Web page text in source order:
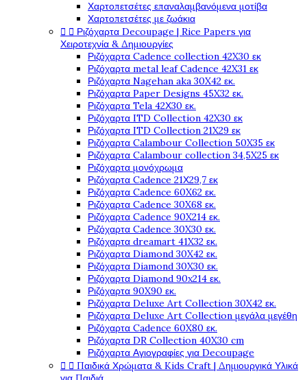
Χαρτοπετσέτες επαναλαμβανόμενα μοτίβα
Χαρτοπετσέτες με ζωάκια
  Ριζόχαρτα Decoupage | Rice Papers για
Χειροτεχνία & Δημιουργίες
Ριζόχαρτα Cadence collection 42X30 εκ
Ριζόχαρτα metal leaf Cadence 42X31 εκ
Ριζόχαρτα Nagehan aka 30X42 εκ.
Ριζόχαρτα Paper Designs 45X32 εκ.
Ριζόχαρτα Tela 42Χ30 εκ.
Ριζόχαρτα ITD Collection 42X30 εκ
Ριζόχαρτα ITD Collection 21X29 εκ
Ριζόχαρτα Calambour Collection 50X35 εκ
Ριζόχαρτα Calambour collection 34,5X25 εκ
Ριζόχαρτα μονόχρωμα
Ριζόχαρτα Cadence 21Χ29,7 εκ
Ριζόχαρτα Cadence 60X62 εκ.
Ριζόχαρτα Cadence 30X68 εκ.
Ριζόχαρτα Cadence 90X214 εκ.
Ριζόχαρτα Cadence 30X30 εκ.
Ριζόχαρτα dreamart 41X32 εκ.
Ριζόχαρτα Diamond 30X42 εκ.
Ριζόχαρτα Diamond 30X30 εκ.
Ριζόχαρτα Diamond 90x214 εκ.
Ριζόχαρτα 90X90 εκ.
Ριζόχαρτα Deluxe Art Collection 30X42 εκ.
Ριζόχαρτα Deluxe Art Collection μεγάλα μεγέθη
Ριζόχαρτα Cadence 60X80 εκ.
Ριζόχαρτα DR Collection 40X30 cm
Ριζόχαρτα Αγιογραφίες για Decoupage
  Παιδικά Χρώματα & Kids Craft | Δημιουργικά Υλικά